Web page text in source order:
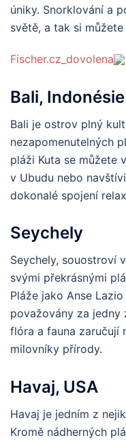
úniky. Snorklování a
světě, a tak si
Fischer.cz_dovolena
Bali, Indonésie
Bali je ostrov plný
nezapomenutelných
pláži Kuta se můžete
v Ubudu nebo
dokonalé spojení
Seychely
Seychely, souostroví
svými překrásnými
Pláže jako Anse
považovány za jedny
flóra a fauna zaručují
milovníky přírody.
Havaj, USA
Havaj je jedním z
Kromě nádherných